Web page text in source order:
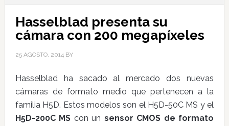
Hasselblad presenta su
cámara con 200 megapíxeles
25 AGOSTO, 2014BY
Hasselblad ha sacado al mercado dos nuevas
cámaras de formato medio que pertenecen a la
familia H5D. Estos modelos son el H5D-50C MS y el
H5D-200C MS con un sensor CMOS de formato